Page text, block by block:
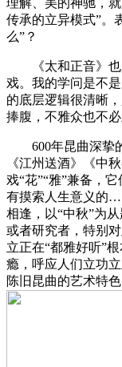
传承的立异模式”。
么”？
《太和正音》也
戏。我的学问是不
的底层逻辑很清晰
捧腹，不雅众也不
600年昆曲深挚的
《江州送酒》《中
戏“花”“雅”兼备，
有摸索人生意义的
相逢，以“中秋”为
或者研究者，特别
立正在“都雅好听”
瘾，呼应人们立功
陈旧昆曲的艺术特色